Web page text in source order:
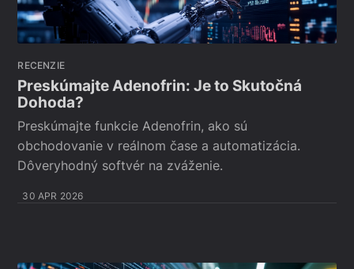
RECENZIE
Preskúmajte Adenofrin: Je to Skutočná
Dohoda?
Preskúmajte funkcie Adenofrin, ako sú
obchodovanie v reálnom čase a automatizácia.
Dôveryhodný softvér na zváženie.
30 APR 2026